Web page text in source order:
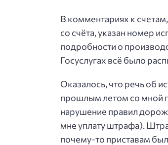
В комментариях к
со счёта, указан номер
подробности о
Госуслугах всё было
Оказалось, что речь об
прошлым летом со мной
нарушение правил
мне уплату штрафа).
почему-то приставам